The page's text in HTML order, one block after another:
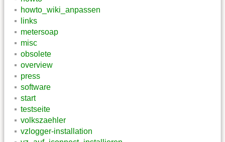
howto_wiki_anpassen
links
metersoap
misc
obsolete
overview
press
software
start
testseite
volkszaehler
vzlogger-installation